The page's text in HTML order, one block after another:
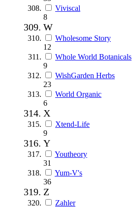
Viviscal
8
W
Wholesome Story
12
Whole World Botanicals
9
WishGarden Herbs
23
World Organic
6
X
Xtend-Life
9
Y
Youtheory
31
Yum-V's
36
Z
Zahler